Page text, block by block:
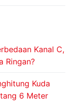
Kanal C,
Ringan?
Kuda
6 Meter